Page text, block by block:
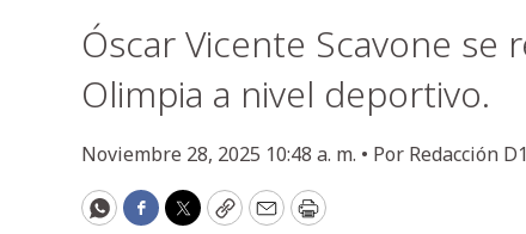
Óscar Vicente Scavone
Olimpia a nivel deportivo.
Noviembre 28, 2025 10:48 a. m. • Por Redacción
WhatsApp
Facebook
Twitter
CopyEmailPrint